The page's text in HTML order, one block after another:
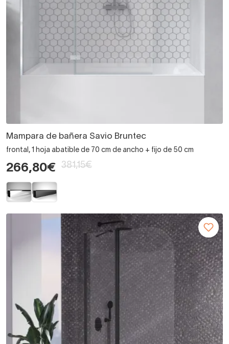
Mampara de bañera Savio Bruntec
frontal, 1 hoja abatible de 70 cm de ancho + fijo de 50 cm
266,80€ 381,15€